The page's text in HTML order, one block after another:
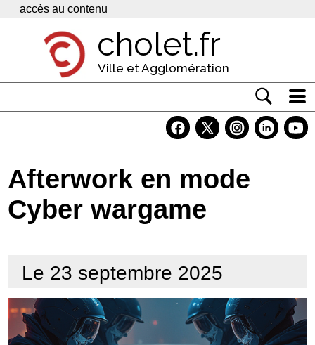
Panneau de gestion des cookies
accès au contenu
cholet.fr
Ville et Agglomération
Economie
Services
Afterwork en mode
Cyber wargame
Le 23 septembre 2025